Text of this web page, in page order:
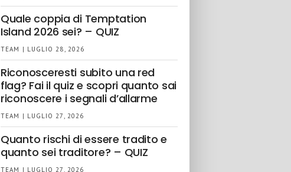
Quale coppia di Temptation
Island 2026 sei? – QUIZ
TEAM | LUGLIO 28, 2026
Riconosceresti subito una red
flag? Fai il quiz e scopri quanto sai
riconoscere i segnali d’allarme
TEAM | LUGLIO 27, 2026
Quanto rischi di essere tradito e
quanto sei traditore? – QUIZ
TEAM | LUGLIO 27, 2026